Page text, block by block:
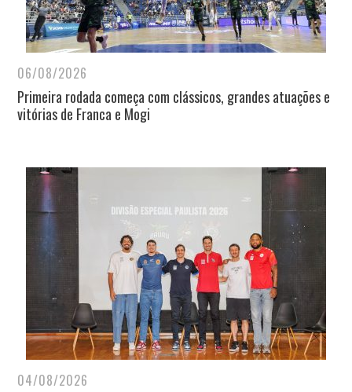
06/08/2026
Primeira rodada começa com clássicos, grandes atuações e
vitórias de Franca e Mogi
04/08/2026